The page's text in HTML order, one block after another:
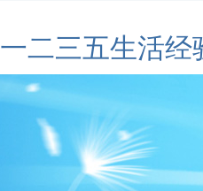
一二三五生活经